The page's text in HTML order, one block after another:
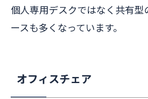
個人専用デスクではなく共有
ースも多くなっています。
オフィスチェア